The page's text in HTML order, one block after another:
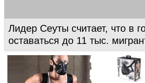
Лидер Сеуты считает, что в
оставаться до 11 тыс.